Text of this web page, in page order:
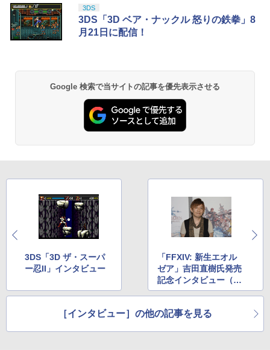
2
「天気の子」Blu-rayスタンダード・エ
【特典付】【Blu-ray】【新品】 劇場版
「鬼滅の刃」無限城編 第一章 猗窩座再
来 通常版 Blu-ray 佐賀
Thunderbolt Fantasy 東離劍遊紀4 4(完
全生産限定版)【Blu-ray】 [ 鳥海浩輔 ]
「劇場版 あの日見た花の名前を僕達はま
だ知らない。」4K Ultra HD Blu-ray(通
ーズ ]
￥5,832
2 スプラトゥーン レイダース -Switch2
￥6,449
￥55,871
ニンテンドープリペイド番号 9000円|オ
￥9,000
ニンテンドープリペイド番号 5000円|オ
￥55,000
Beast of Reincarnation -PS5 【特典】
プロダクトコード 封入
￥7,286
【純正品】DualSense ワイヤレスコン
ZCT2J01)
【純正品】DualSense ワイヤレスコン
トローラー(CFI-ZCT2J)
￥8,300
ラー (ロボット ホワイト)
ラー (カーボンブラック)
【純正品】Xbox 充電式バッテリー + US
【国内正規品】Thrustmaster スラスト
マスター TH8S シフター - PC、PS4、P
S5、PS5 Pro、Xbox One、Xbox Serie
s X|S 対応の高精度 H パターン シフター
(オリジナル特典:オリジナル巾着＋メー
カー特典:【坤と離】二振りの剣、十翼よ
り来たる！スタジオ描き下ろしイラスト
￥10,780
劇場版「鬼滅の刃」無限城編 第一章 猗
窩座再来 通常版 [Blu-ray]
￥3,982
劇場版「鬼滅の刃」無限城編 第一章 猗
窩座再来 通常版 [DVD]
劇場版「鬼滅の刃」無限城編 第一章 猗
窩座再来 完全生産限定版 [Blu-ray]
￥8,698
3DS
3DS「3D ベア・ナックル 怒りの鉄拳」8
月21日に配信！
Google 検索で当サイトの記事を優先表示させる
3DS「3D ザ・スーパ
ー忍II」インタビュー
「FFXIV: 新生エオル
ゼア」吉田直樹氏発売
記念インタビュー（前
編）
［インタビュー］の他の記事を見る